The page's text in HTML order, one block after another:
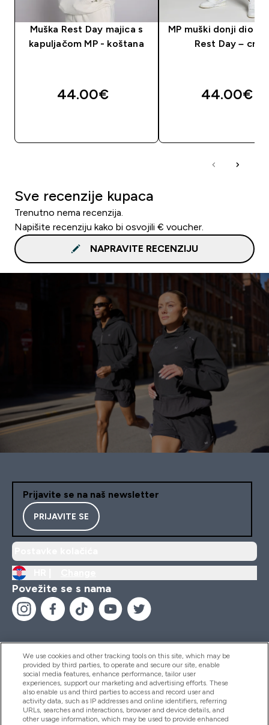
Muška Rest Day majica s
kapuljačom MP - koštana
44.00€‎
MP muški donji dio
Rest Day – crna
44.00€‎
Sve recenzije kupaca
Trenutno nema recenzija.
Napišite recenziju kako bi osvojili € voucher.
NAPRAVITE RECENZIJU
Prijavite se na naš newsletter
PRIJAVITE SE
Povežite se s nama
Pomoć I Informacije
Proizvodi
We use cookies and other tracking tools on this site, which may be
provided by third parties, to operate and secure our site, enable
social media features, enhance performance, tailor user
experiences, support our marketing and advertising efforts. These
also enable us and third parties to access and record user and
activity data, such as IP addresses and online identifiers, referring
URLs, searches and interactions, browser and device details, and
other usage information, which may be used to provide enhanced